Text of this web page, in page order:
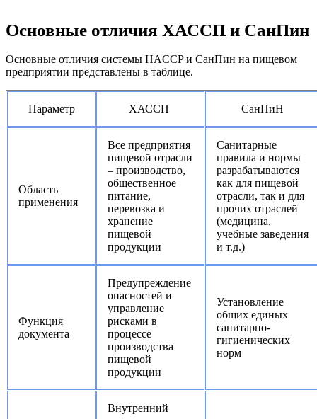
Основные отличия ХАССП и СанПин
Основные отличия системы HACCP и СанПин на пищевом
предприятии представлены в таблице.
Параметр ХАССП СанПиН
Область
применения
Все предприятия
пищевой отрасли
– производство,
общественное
питание,
перевозка и
хранение
пищевой
продукции
Санитарные
правила и нормы
разрабатываются
как для пищевой
отрасли, так и для
прочих отраслей
(медицина,
учебные заведения
и т.д.)
Функция
документа
Предупреждение
опасностей и
управление
рисками в
процессе
производства
пищевой
продукции
Установление
общих единых
санитарно-
гигиенических
норм
Внутренний